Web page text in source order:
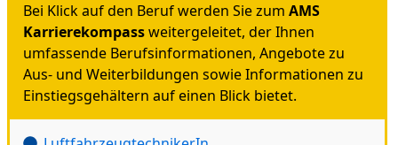
Bei Klick auf den Beruf werden Sie zum AMS
Karrierekompassweitergeleitet, der Ihnen
umfassende Berufsinformationen, Angebote zu
Aus- und Weiterbildungen sowie Informationen zu
Einstiegsgehältern auf einen Blick bietet.